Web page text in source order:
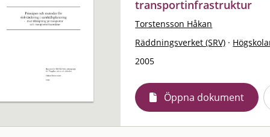
transportinfrastruktur
Torstensson Håkan
Räddningsverket (SRV) ·
2005
Öppna dokument